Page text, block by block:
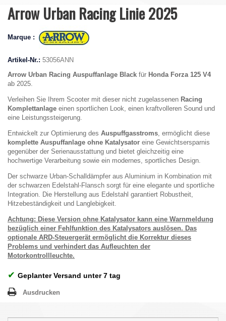
Arrow Urban Racing Linie 2025
Marque :
Artikel-Nr.: 53056ANN
Arrow Urban Racing Auspuffanlage Black für Honda Forza 125 V4
ab 2025.
Verleihen Sie Ihrem Scooter mit dieser nicht zugelassenen Racing
Komplettanlage einen sportlichen Look, einen kraftvolleren Sound und
eine Leistungssteigerung.
Entwickelt zur Optimierung des Auspuffgasstroms, ermöglicht diese
komplette Auspuffanlage ohne Katalysator eine Gewichtsersparnis
gegenüber der Serienausstattung und bietet gleichzeitig eine
hochwertige Verarbeitung sowie ein modernes, sportliches Design.
Der schwarze Urban-Schalldämpfer aus Aluminium in Kombination mit
der schwarzen Edelstahl-Flansch sorgt für eine elegante und sportliche
Integration. Die Herstellung aus Edelstahl garantiert Robustheit,
Hitzebeständigkeit und Langlebigkeit.
Achtung: Diese Version ohne Katalysator kann eine Warnmeldung
bezüglich einer Fehlfunktion des Katalysators auslösen. Das
optionale ARD-Steuergerät ermöglicht die Korrektur dieses
Problems und verhindert das Aufleuchten der
Motorkontrollleuchte.
✔ Geplanter Versand unter 7 tag
Ausdrucken